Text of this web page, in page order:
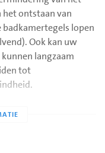
ontstaan van
lopen
Ook kan uw
langzaam
tot